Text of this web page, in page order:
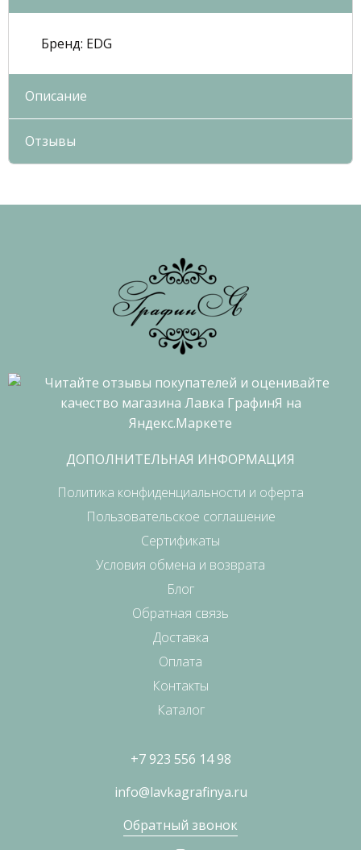
Бренд: EDG
Описание
Отзывы
ДОПОЛНИТЕЛЬНАЯ ИНФОРМАЦИЯ
Политика конфиденциальности и оферта
Пользовательское соглашение
Сертификаты
Условия обмена и возврата
Блог
Обратная связь
Доставка
Оплата
Контакты
Каталог
+7 923 556 14 98
info@lavkagrafinya.ru
Обратный звонок